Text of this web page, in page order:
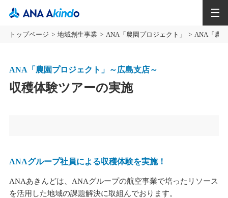
トップページ 地域創生事業 ANA「農園プロジェクト」 ANA「農
ANA「農園プロジェクト」～広島支店～
収穫体験ツアーの実施
ANAグループ社員による収穫体験を実施！
ANAあきんどは、ANAグループの航空事業で培ったリソース
を活用した地域の課題解決に取組んでおります。